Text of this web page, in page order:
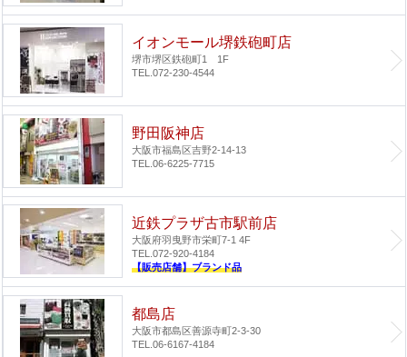
イオンモール堺鉄砲町店
堺市堺区鉄砲町1 1F
TEL.072-230-4544
野田阪神店
大阪市福島区吉野2-14-13
TEL.06-6225-7715
近鉄プラザ古市駅前店
大阪府羽曳野市栄町7-1 4F
TEL.072-920-4184
【販売店舗】ブランド品
都島店
大阪市都島区善源寺町2-3-30
TEL.06-6167-4184